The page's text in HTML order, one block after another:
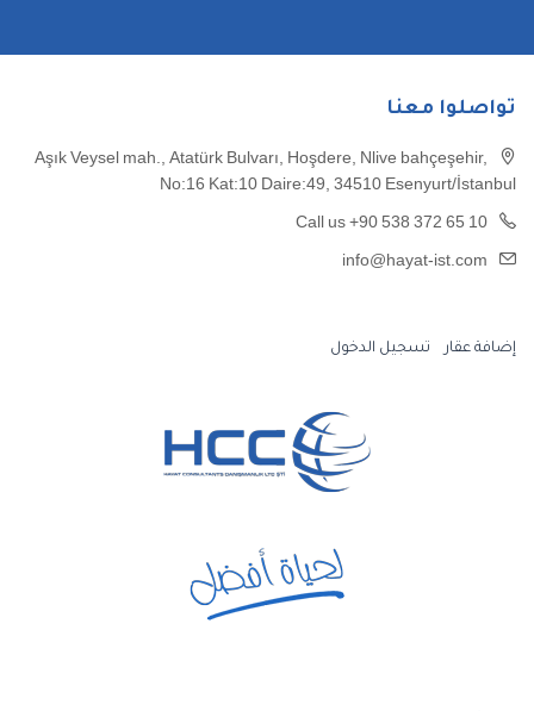
تواصلوا معنا
Aşık Veysel mah., Atatürk Bulvarı, Hoşdere, Nlive bahçeşehir,
No:16 Kat:10 Daire:49, 34510 Esenyurt/İstanbul
Call us +90 538 372 65 10
info@hayat-ist.com
إضافة عقار تسجيل الدخول